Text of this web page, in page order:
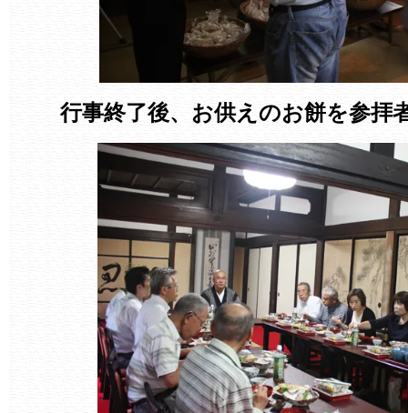
行事終了後、お供えのお餅を参拝